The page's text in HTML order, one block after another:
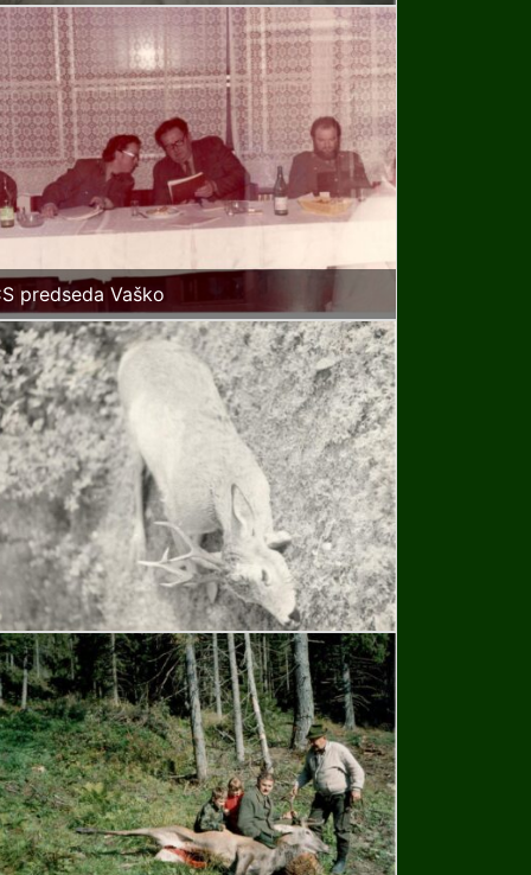
predseda Vaško